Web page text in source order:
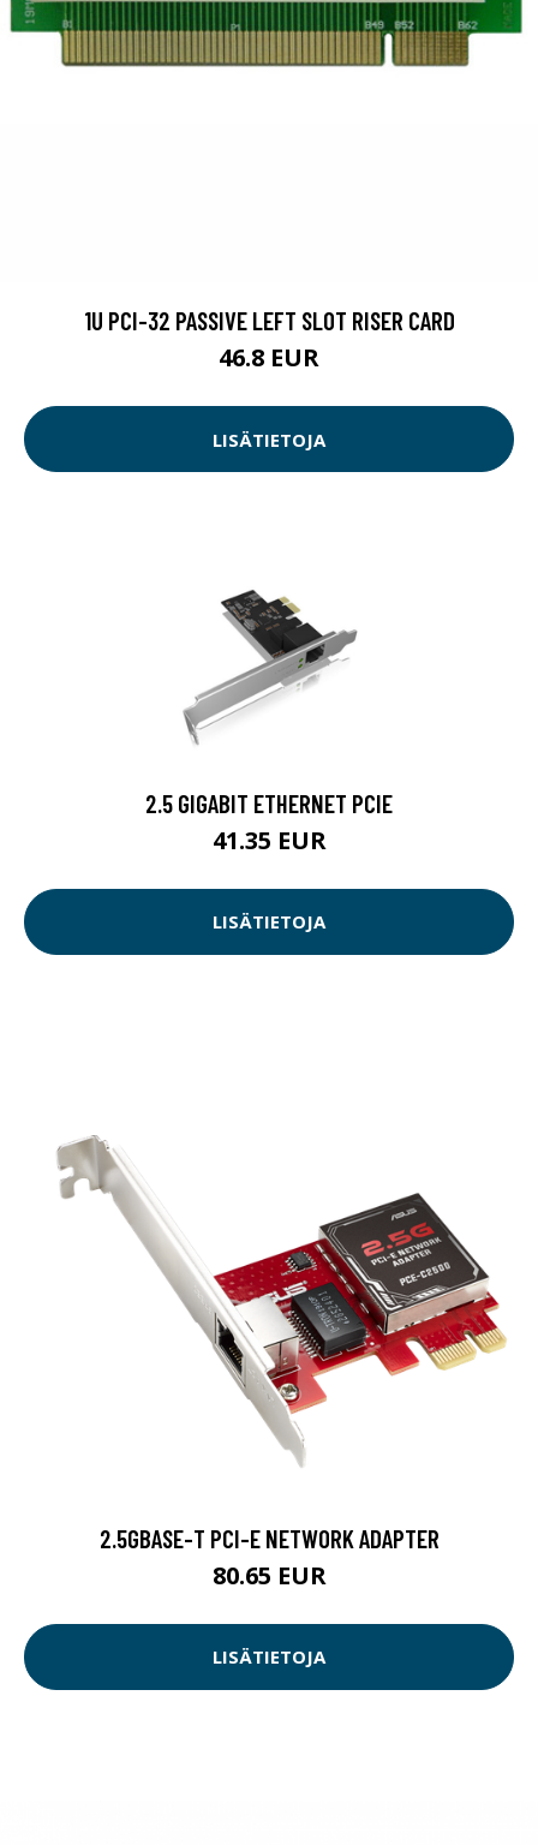
1U PCI-32 PASSIVE LEFT SLOT RISER CARD
46.8 EUR
LISÄTIETOJA
2.5 GIGABIT ETHERNET PCIE
41.35 EUR
LISÄTIETOJA
2.5GBASE-T PCI-E NETWORK ADAPTER
80.65 EUR
LISÄTIETOJA